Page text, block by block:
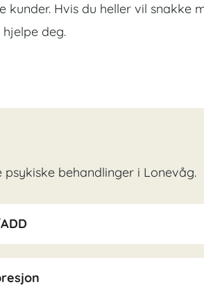
kunder. Hvis du heller vil snakke
deg.
behandlinger i Lonevåg.